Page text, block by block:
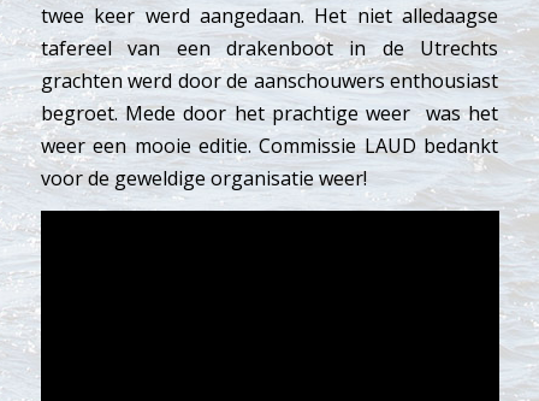
twee keer werd aangedaan. Het niet alledaagse
tafereel van een drakenboot in de Utrechts
grachten werd door de aanschouwers enthousiast
begroet. Mede door het prachtige weer was het
weer een mooie editie. Commissie LAUD bedankt
voor de geweldige organisatie weer!